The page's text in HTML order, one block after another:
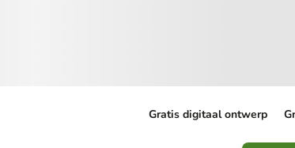
Gratis digitaal ontwerp